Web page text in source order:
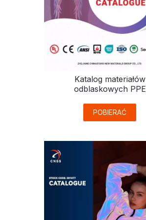
Katalog materiałów
odblaskowych PPE
POBIERAĆ